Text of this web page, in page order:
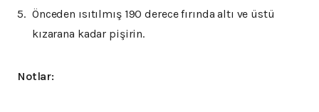
Önceden ısıtılmış 190 derece fırında altı ve üstü
kızarana kadar pişirin.
Notlar: